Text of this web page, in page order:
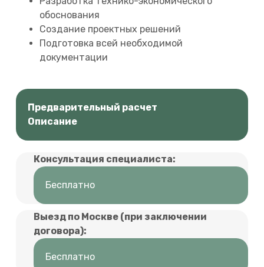
обоснования
Создание проектных решений
Подготовка всей необходимой
документации
Предварительный расчет
Описание
Консультация специалиста:
Бесплатно
Выезд по Москве (при заключении
договора):
Бесплатно